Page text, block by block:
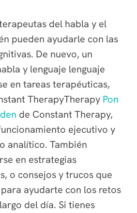
del habla y el
pueden ayudarle con las
De nuevo, un
y lenguaje lenguaje
en tareas terapéuticas,
TherapyTherapy Pon
de Constant Therapy,
ejecutivo y
analítico. También
en estrategias
o consejos y trucos que
ayudarte con los retos
del día. Si tienes